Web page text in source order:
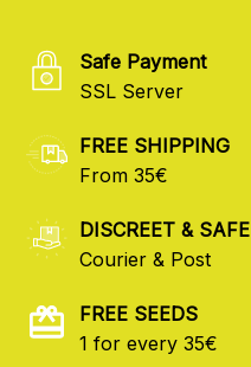
Safe Payment
SSL Server
FREE SHIPPING
From 35€
DISCREET & SAFE
Courier & Post
FREE SEEDS
1 for every 35€